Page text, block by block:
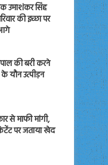
उमाशंकर सिंह
की इच्छा पर
की बरी करने
यौन उत्पीड़न
से माफी मांगी,
पर जताया खेद